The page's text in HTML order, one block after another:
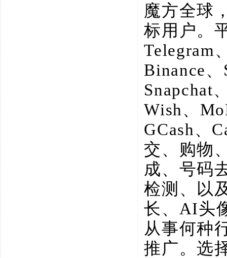
魔方全球
标用户。
Telegram
Binance
Snapchat
Wish、
GCash、
交、购物
成、号码
检测、以
长、AI头
从事何种
推广。选